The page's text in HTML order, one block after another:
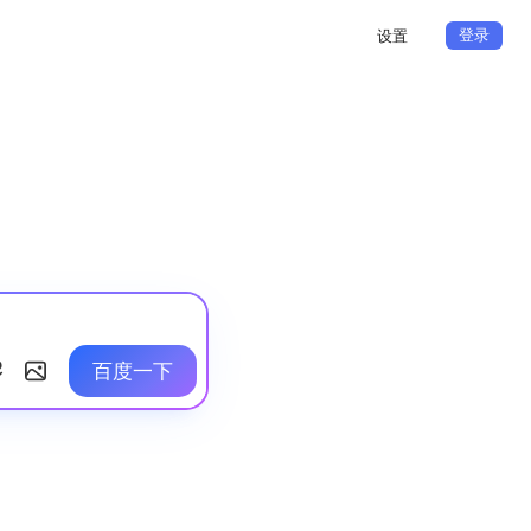
设置 登录
百度一下